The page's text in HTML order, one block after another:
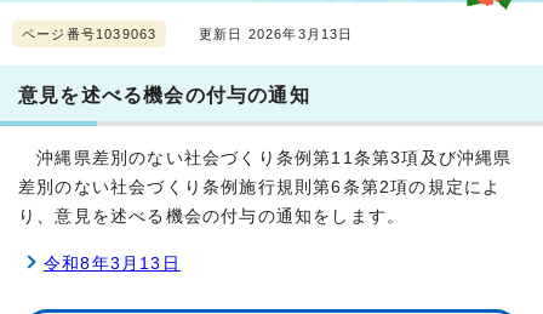
ページ番号1039063 更新日 2026年3月13日
意見を述べる機会の付与の通知
沖縄県差別のない社会づくり条例第11条第3項及び沖縄県
差別のない社会づくり条例施行規則第6条第2項の規定によ
り、意見を述べる機会の付与の通知をします。
令和8年3月13日